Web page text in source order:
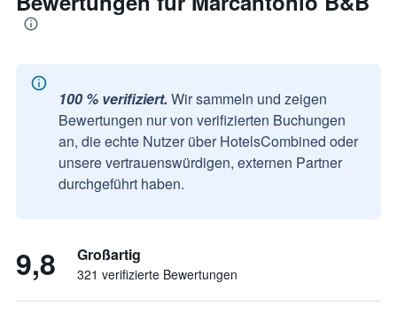
100 % verifiziert. Wir sammeln und zeigen
Bewertungen nur von verifizierten Buchungen
an, die echte Nutzer über HotelsCombined oder
unsere vertrauenswürdigen, externen Partner
durchgeführt haben.
9,8 Großartig
321 verifizierte Bewertungen